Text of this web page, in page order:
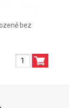
bez